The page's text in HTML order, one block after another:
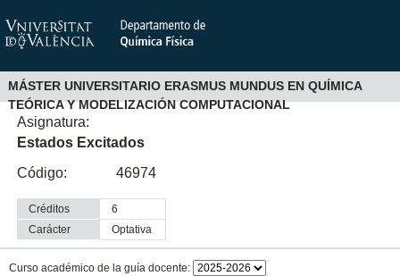
MÁSTER UNIVERSITARIO ERASMUS MUNDUS EN QUÍMICA
TEÓRICA Y MODELIZACIÓN COMPUTACIONAL
Asignatura:
Estados Excitados
Código:
46974
Créditos
6
Carácter
optativa
Curso académico de la guía docente: